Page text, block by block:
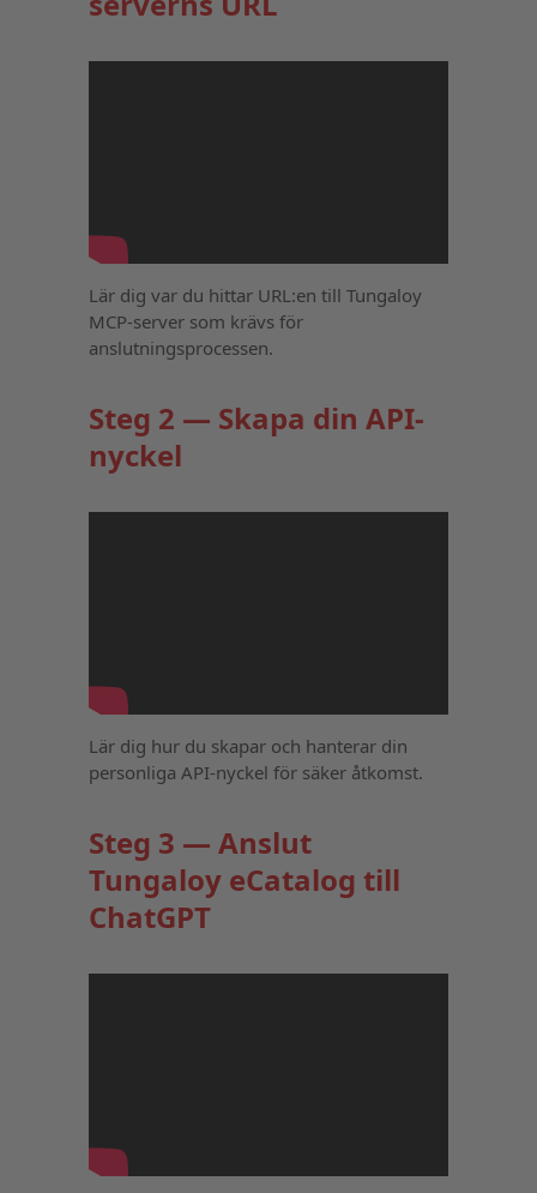
Lär dig var du hittar URL:en till Tungaloy
MCP-server som krävs för
anslutningsprocessen.
Steg 2 — Skapa din API-
nyckel
Lär dig hur du skapar och hanterar din
personliga API-nyckel för säker åtkomst.
Steg 3 — Anslut
Tungaloy eCatalog till
ChatGPT